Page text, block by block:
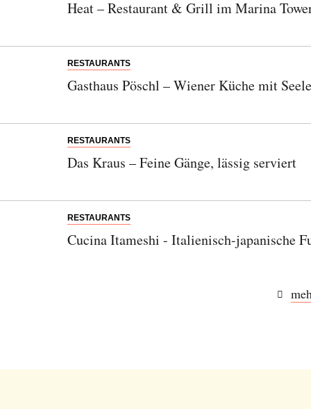
Heat – Restaurant & Grill im Marina
RESTAURANTS
Gasthaus Pöschl – Wiener Küche mit
RESTAURANTS
Das Kraus – Feine Gänge, lässig serviert
RESTAURANTS
Cucina Itameshi - Italienisch-japanische